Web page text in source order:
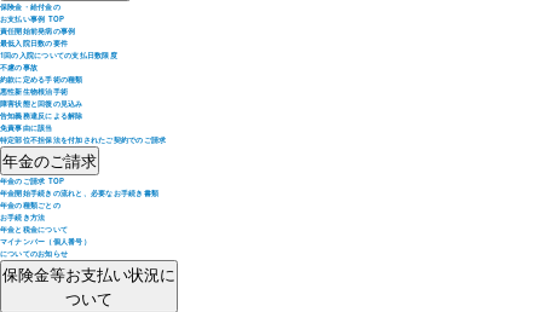
保険金・給付金の
お支払い事例 TOP
責任開始前発病の事例
最低入院日数の要件
1回の入院についての支払日数限度
不慮の事故
約款に定める手術の種類
悪性新生物根治手術
障害状態と回復の見込み
告知義務違反による解除
免責事由に該当
特定部位不担保法を付加されたご契約でのご請求
年金のご請求
年金のご請求 TOP
年金開始手続きの流れと、必要なお手続き書類
年金の種類ごとの
お手続き方法
年金と税金について
マイナンバー（個人番号）
についてのお知らせ
保険金等お支払い状況に
ついて